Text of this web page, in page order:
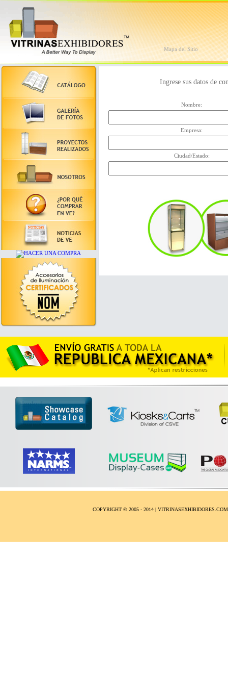
Mapa del Sitio
Ingrese sus datos de
Nombre:
Empresa:
Ciudad/Estado:
COPYRIGHT © 2005 - 2014 |